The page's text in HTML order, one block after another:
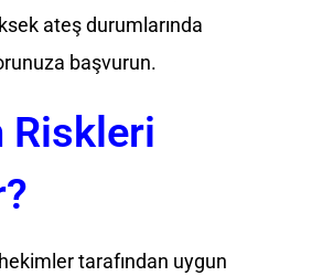
ateş durumlarında
başvurun.
Riskleri
tarafından uygun